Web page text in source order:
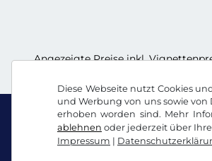
Diese Webseite nutzt Cookies
und Werbung von uns sowie
erhoben worden sind. Mehr
ablehnen oder jederzeit über Ihre
Impressum |
Angezeigte Preise inkl.